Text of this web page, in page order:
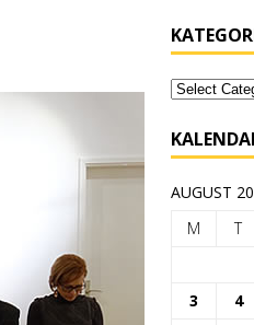
AUGUST
M
T
3
4